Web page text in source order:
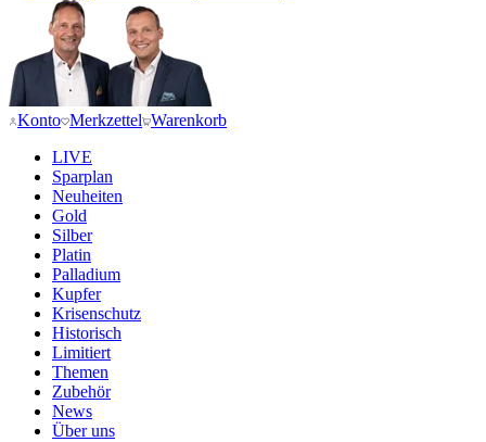
Konto Merkzettel Warenkorb
LIVE
Sparplan
Neuheiten
Gold
Silber
Platin
Palladium
Kupfer
Krisenschutz
Historisch
Limitiert
Themen
Zubehör
News
Über uns